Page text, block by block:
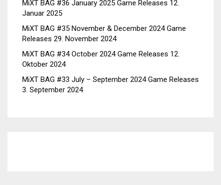
MiXT BAG #36 January 2025 Game Releases 12.
Januar 2025
MiXT BAG #35 November & December 2024 Game
Releases 29. November 2024
MiXT BAG #34 October 2024 Game Releases 12.
Oktober 2024
MiXT BAG #33 July – September 2024 Game Releases
3. September 2024